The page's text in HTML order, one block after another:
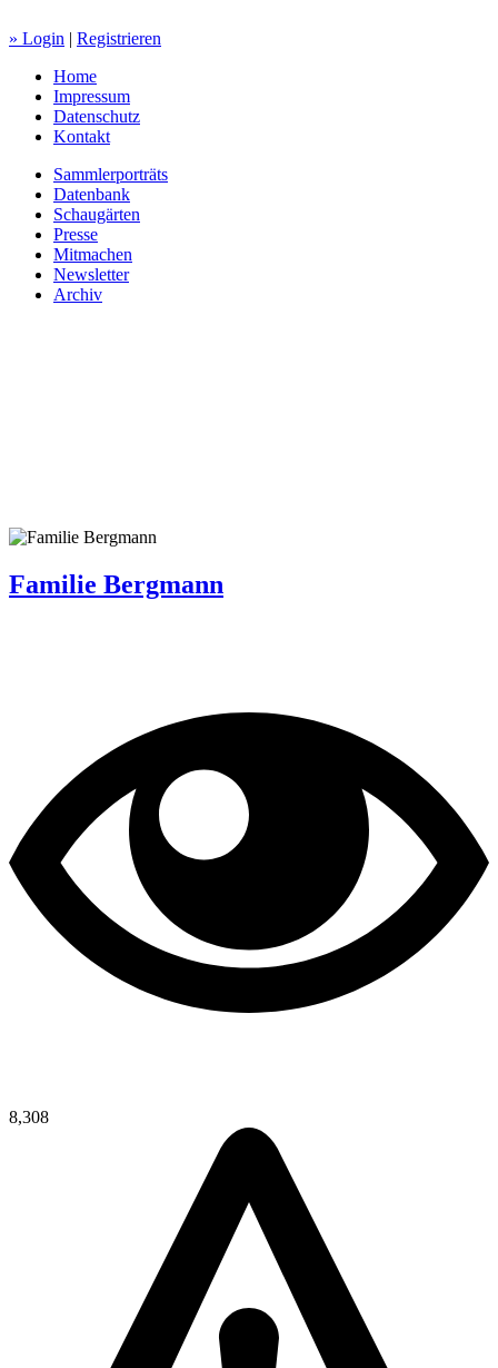
» Login | Registrieren
Home
Impressum
Datenschutz
Kontakt
Sammlerporträts
Datenbank
Schaugärten
Presse
Mitmachen
Newsletter
Archiv
Familie Bergmann
8,308